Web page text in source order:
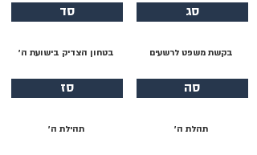
סג
בקשת משפט לרשעים
סה
תהלת ה׳
סד
בטחון הצדיק בישועת ה׳
סז
תהילת ה׳